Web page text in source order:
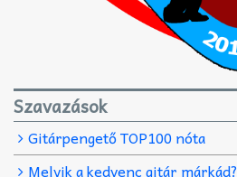
Szavazások
Gitárpengető TOP100 nóta
Melyik a kedvenc gitár márkád?